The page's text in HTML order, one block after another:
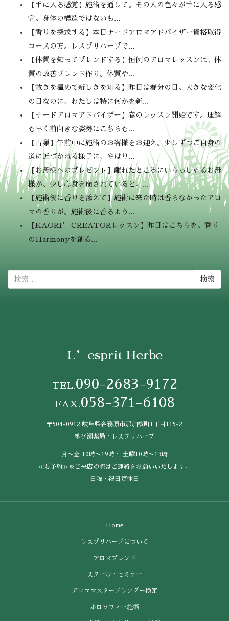
【手に入る感覚】施術を通して。その人の色々が手に入る感
覚。身体の構造ではないも...
【香りを探求する】本日ナードアロマアドバイザー資格取得
コースの方。レスプリハーブで...
【体質を知ってブレンドする】恒例のアロマレッスンは、体
質の改善ブレンド作り。体質や...
【故きを温めて新しきを知る】昨日は春分の日。大きな変化
の日なのに、わたしは特に何かを新...
【ナードアロマアドバイザー】春のレッスン開始です。理解
も早く前向きな姿勢にこちらも...
【古巣】午前中に施術のお客様をお迎え。少しずつご自身の
道に近づかれる様子に、やはり...
【お母様へのプレゼント】離れたところにいらっしゃるお母
様が、少し心身を崩されていると。...
【施術後に香りを添えて】施術に来た時は香らなかったアロ
マの香りが。施術後に香るよう...
【KAORI’ CREATORレッスン】昨日はこちらを。香り
のHarmonyを創る...
索:
L’esprit Herbe
TEL.090-2683-9172
FAX.058-371-6108
〒504-0912 岐阜県各務原市那加桜町1丁目115-2
柳ケ瀬薬局・レスプリハーブ
⽉〜⾦ 10時〜19時・ ⼟曜10時〜13時
≪要予約≫※ご来店の際はご連絡をお願いいたします。
⽇曜・祝⽇定休⽇
Home
レスプリハーブについて
アロマブレンド
スクール・セミナー
アロママスターブレンダー検定
ホロソフィー施術